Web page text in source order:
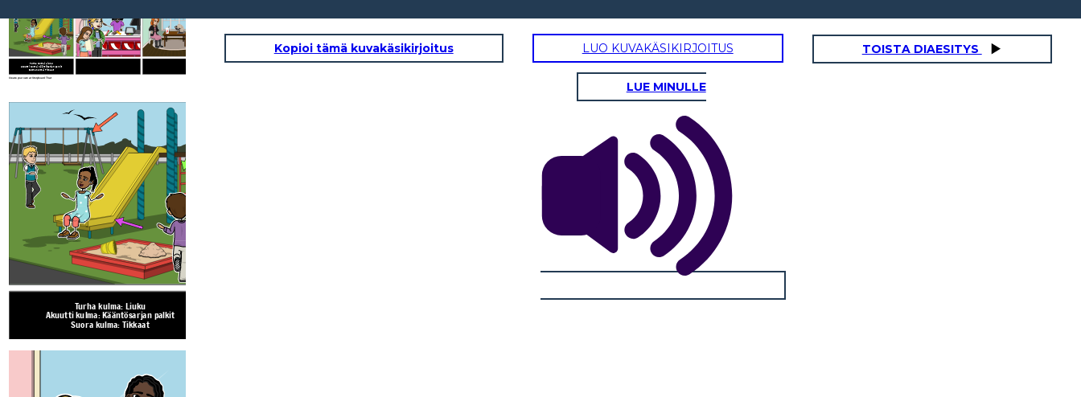
Create your own at Storyboard That
Turha kulma: Liuku
Akuutti kulma: Kääntösarjan palkit
Suora kulma: Tikkaat
Create your own at Storyboard That
Turha kulma: Liuku
Akuutti kulma: Kääntösarjan palkit
Suora kulma: Tikkaat
Kopioi tämä kuvakäsikirjoitus LUO KUVAKÄSIKIRJOITUS TOISTA DIAESITYS
LUE MINULLE